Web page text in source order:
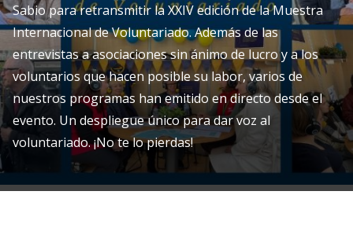
Sabio para retransmitir la XXIV edición de la Muestra
Internacional de Voluntariado. Además de las
entrevistas a asociaciones sin ánimo de lucro y a los
voluntarios que hacen posible su labor, varios de
nuestros programas han emitido en directo desde el
evento. Un despliegue único para dar voz al
voluntariado. ¡No te lo pierdas!